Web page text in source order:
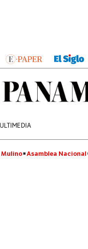
Mulino Asamblea Nacional